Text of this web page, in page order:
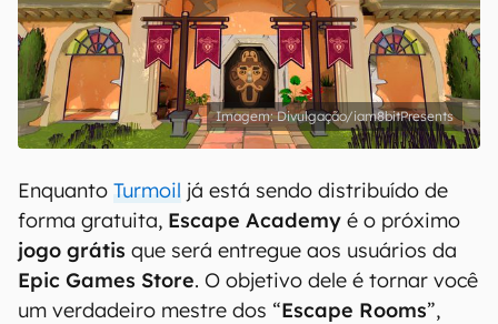
Divulgação/iam8bitPresents
Enquanto Turmoil já está sendo distribuído de
forma gratuita, Escape Academy é o próximo
jogo grátis que será entregue aos usuários da
Epic Games Store. O objetivo dele é tornar você
um verdadeiro mestre dos “Escape Rooms”,